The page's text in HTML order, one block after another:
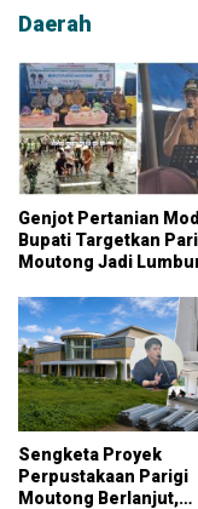
Daerah
Genjot Pertanian
Bupati Targetkan
Moutong Jadi
Sengketa Proyek
Perpustakaan Parigi
Moutong Berlanjut,